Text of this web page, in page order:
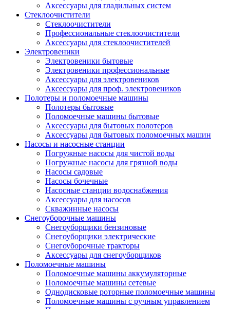
Аксессуары для гладильных систем
Стеклоочистители
Стеклоочистители
Профессиональные стеклоочистители
Аксессуары для стеклоочистителей
Электровеники
Электровеники бытовые
Электровеники профессиональные
Аксессуары для электровеников
Аксессуары для проф. электровеников
Полотеры и поломоечные машины
Полотеры бытовые
Поломоечные машины бытовые
Аксессуары для бытовых полотеров
Аксессуары для бытовых поломоечных машин
Насосы и насосные станции
Погружные насосы для чистой воды
Погружные насосы для грязной воды
Насосы садовые
Насосы бочечные
Насосные станции водоснабжения
Аксессуары для насосов
Скважинные насосы
Снегоуборочные машины
Снегоуборщики бензиновые
Снегоуборщики электрические
Снегоуборочные тракторы
Аксессуары для снегоуборщиков
Поломоечные машины
Поломоечные машины аккумуляторные
Поломоечные машины сетевые
Однодисковые роторные поломоечные машины
Поломоечные машины с ручным управлением